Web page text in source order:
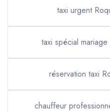
taxi urgent
taxi spécial
réservation taxi
chauffeur